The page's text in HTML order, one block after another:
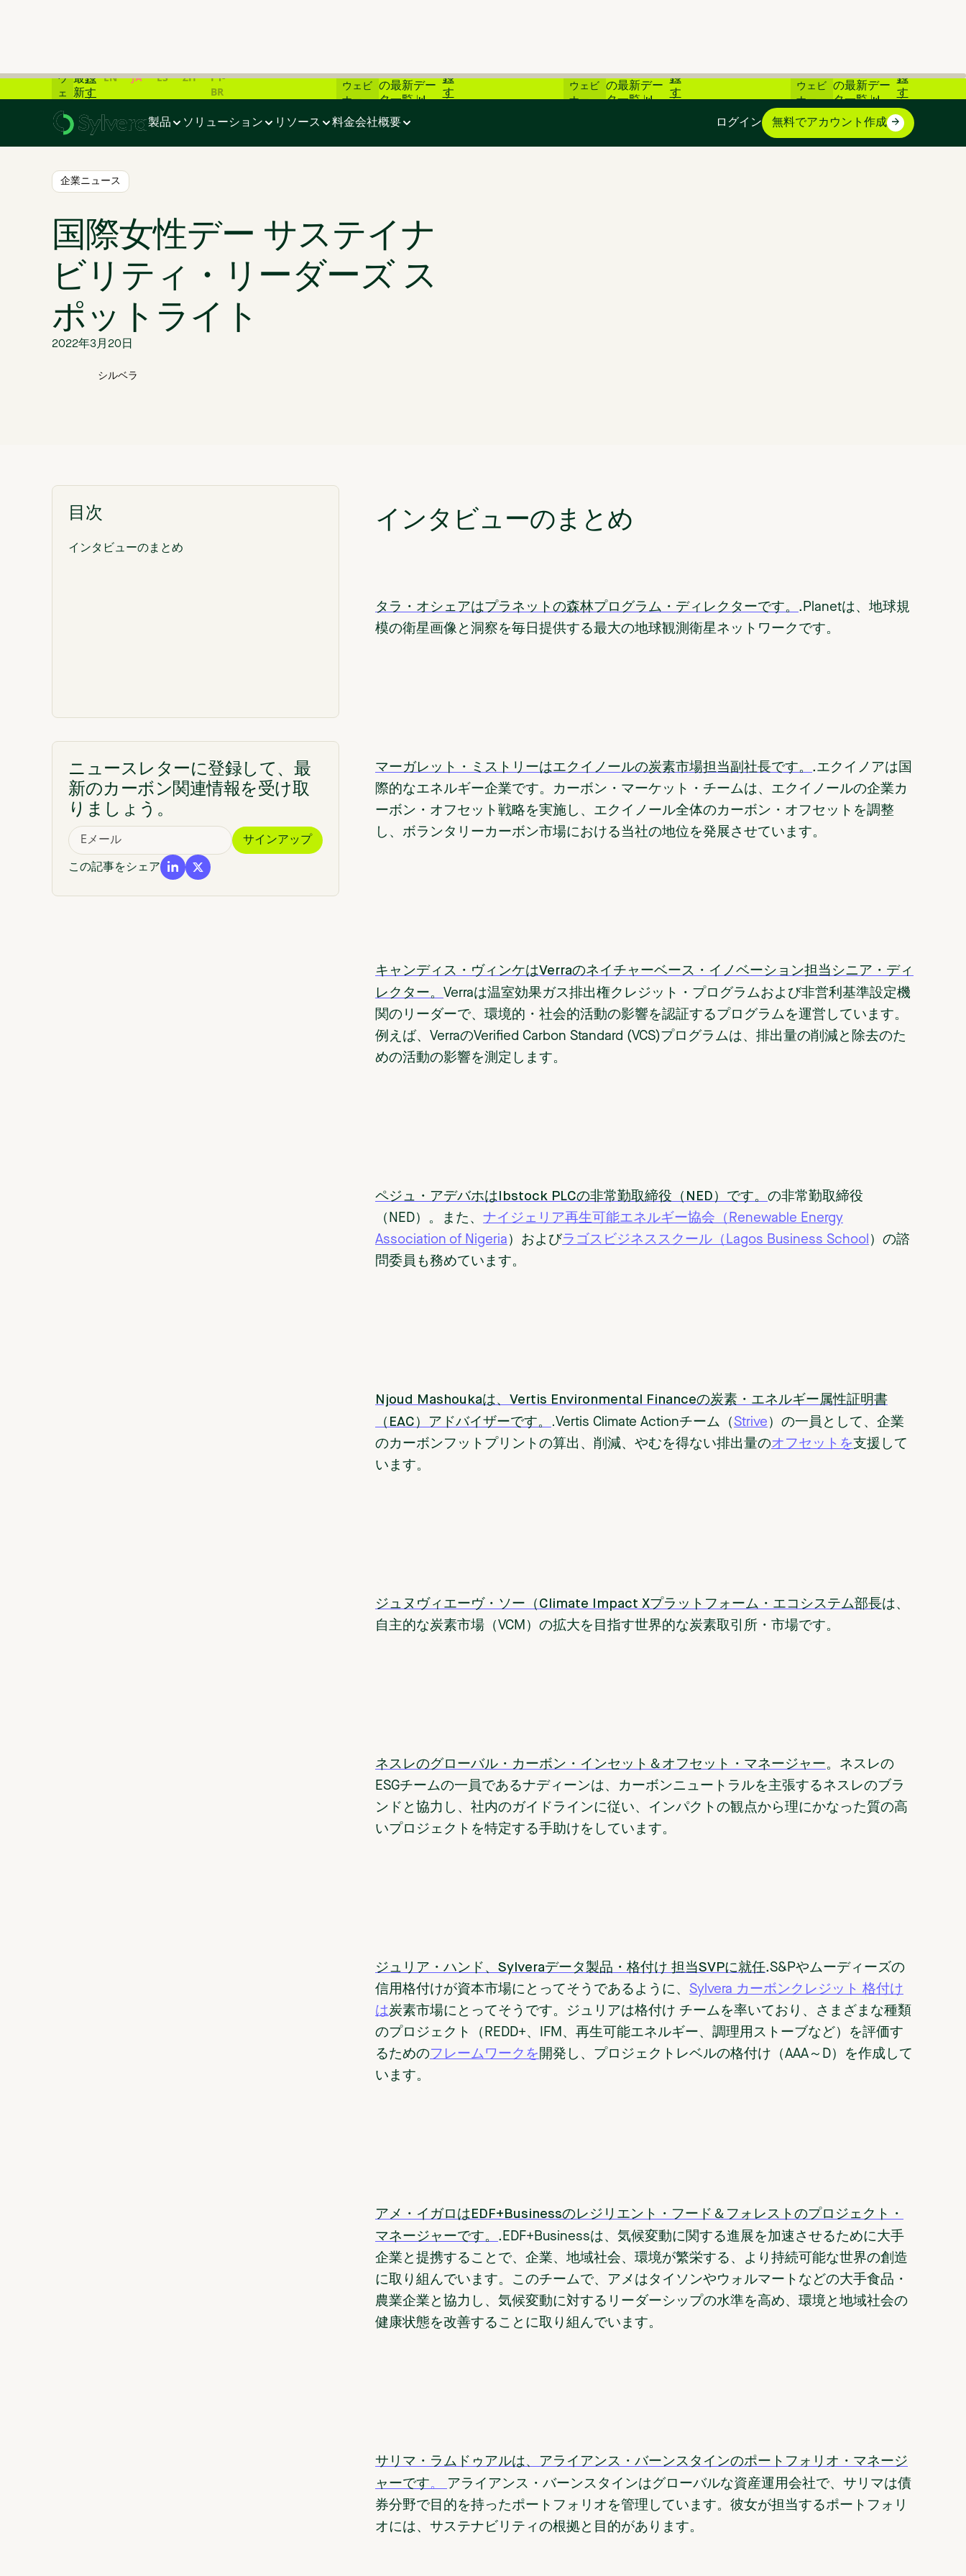
ウ
ェ
ナ
ー
最
新
ー
📊
録
す
EN JA ES ZH
PT-
BR
ライブ
ウェビ
ナー
📊 炭素市場
の最新デー
タ一覧 📊
録
す
ライブ
ウェビ
ナー
📊 炭素市場
の最新デー
タ一覧 📊
録
す
ライブ
ウェビ
ナー
📊 炭素市場
の最新デー
タ一覧 📊
録
す
る
製品
ソリューション リソース 料金会社概要 ログイン 無料でアカウント作成
企業ニュース
国際女性デー サステイナ
ビリティ・リーダーズ ス
ポットライト
2022年3月20日
シルベラ
目次
インタビューのまとめ
ニュースレターに登録して、最
新のカーボン関連情報を受け取
りましょう。
この記事をシェア
インタビューのまとめ
タラ・オシェアはプラネットの森林プログラム・ディレクターです。 .Planetは、地球規
模の衛星画像と洞察を毎日提供する最大の地球観測衛星ネットワークです。
マーガレット・ミストリーはエクイノールの炭素市場担当副社長です。 .エクイノアは国
際的なエネルギー企業です。カーボン・マーケット・チームは、エクイノールの企業カ
ーボン・オフセット戦略を実施し、エクイノール全体のカーボン・オフセットを調整
し、ボランタリーカーボン市場における当社の地位を発展させています。
キャンディス・ヴィンケはVerraのネイチャーベース・イノベーション担当シニア・ディ
レクター。 Verraは温室効果ガス排出権クレジット・プログラムおよび非営利基準設定機
関のリーダーで、環境的・社会的活動の影響を認証するプログラムを運営しています。
例えば、VerraのVerified Carbon Standard (VCS)プログラムは、排出量の削減と除去のた
めの活動の影響を測定します。
ペジュ・アデバホはIbstock PLCの非常勤取締役（NED）です。 の非常勤取締役
（NED）。また、 ナイジェリア再生可能エネルギー協会（Renewable Energy
Association of Nigeria ）およびラゴスビジネススクール（Lagos Business School ）の諮
問委員も務めています。
Njoud Mashoukaは、Vertis Environmental Financeの炭素・エネルギー属性証明書
（EAC）アドバイザーです。
.Vertis Climate Actionチーム（Strive ）の一員として、企業
のカーボンフットプリントの算出、削減、やむを得ない排出量のオフセットを支援して
います。
ジュヌヴィエーヴ・ソー（Climate Impact Xプラットフォーム・エコシステム部長は、
自主的な炭素市場（VCM）の拡大を目指す世界的な炭素取引所・市場です。
ネスレのグローバル・カーボン・インセット＆オフセット・マネージャー。ネスレの
ESGチームの一員であるナディーンは、カーボンニュートラルを主張するネスレのブラ
ンドと協力し、社内のガイドラインに従い、インパクトの観点から理にかなった質の高
いプロジェクトを特定する手助けをしています。
ジュリア・ハンド、Sylveraデータ製品・格付け 担当SVPに就任.S&Pやムーディーズの
信用格付けが資本市場にとってそうであるように、 Sylvera カーボンクレジット 格付け
は炭素市場にとってそうです。ジュリアは格付け チームを率いており、さまざまな種類
のプロジェクト（REDD+、IFM、再生可能エネルギー、調理用ストーブなど）を評価す
るためのフレームワークを 開発し、プロジェクトレベルの格付け（AAA～D）を作成して
います。
アメ・イガロはEDF+Businessのレジリエント・フード＆フォレストのプロジェクト・
マネージャーです。 .EDF+Businessは、気候変動に関する進展を加速させるために大手
企業と提携することで、企業、地域社会、環境が繁栄する、より持続可能な世界の創造
に取り組んでいます。このチームで、アメはタイソンやウォルマートなどの大手食品・
農業企業と協力し、気候変動に対するリーダーシップの水準を高め、環境と地域社会の
健康状態を改善することに取り組んでいます。
サリマ・ラムドゥアルは、アライアンス・バーンスタインのポートフォリオ・マネージ
ャーです。
アライアンス・バーンスタインはグローバルな資産運用会社で、サリマは債
券分野で目的を持ったポートフォリオを管理しています。彼女が担当するポートフォリ
オには、サステナビリティの根拠と目的があります。